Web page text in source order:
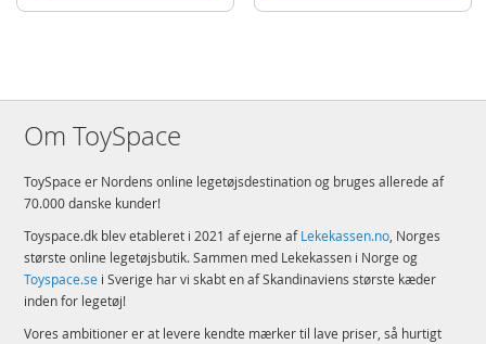
Om ToySpace
ToySpace er Nordens online legetøjsdestination og bruges allerede af
70.000 danske kunder!
Toyspace.dk blev etableret i 2021 af ejerne afLekekassen.no, Norges
største online legetøjsbutik. Sammen med Lekekassen i Norge og
Toyspace.se i Sverige har vi skabt en af Skandinaviens største kæder
inden for legetøj!
Vores ambitioner er at levere kendte mærker til lave priser, så hurtigt